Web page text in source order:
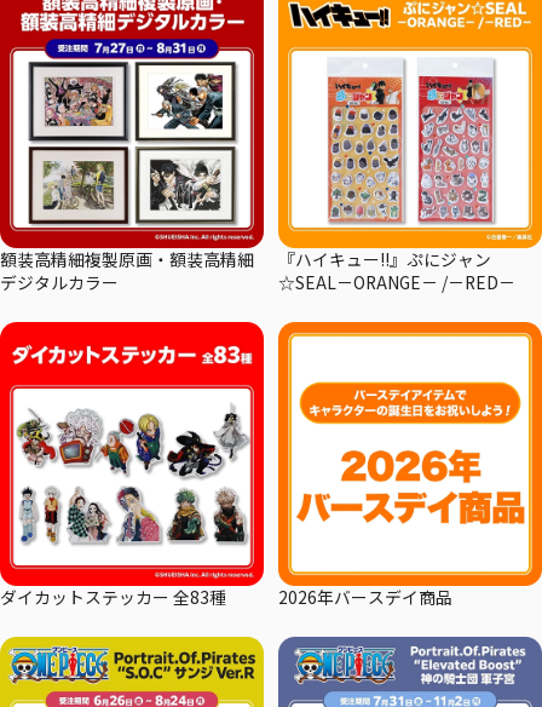
額装高精細複製原画・額装高精細
デジタルカラー
『ハイキュー!!』ぷにジャン
☆SEAL－ORANGE－ /－RED－
ダイカットステッカー 全83種 2026年バースデイ商品